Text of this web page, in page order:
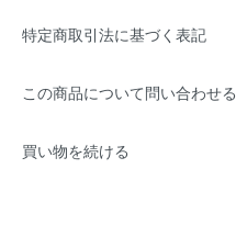
特定商取引法に基づく表記
この商品について問い合わせる
買い物を続ける